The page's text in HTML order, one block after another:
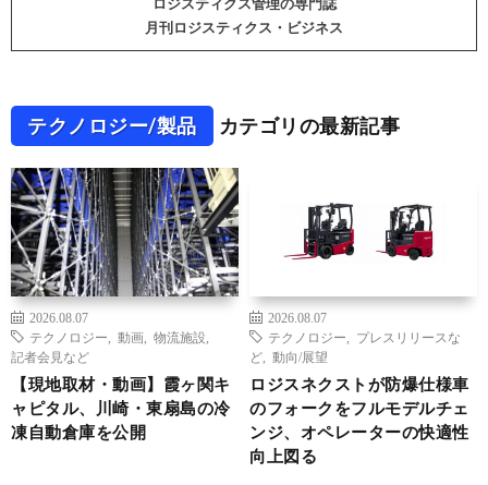
ロジスティクス管理の専門誌
月刊ロジスティクス・ビジネス
テクノロジー/製品 カテゴリの最新記事
2026.08.07
テクノロジー
動画 物流施設
記者会見など
【現地取材・動画】霞ヶ関キ
ャピタル、川崎・東扇島の冷
凍自動倉庫を公開
2026.08.07
テクノロジー
プレスリリースな
ど
動向/展望
ロジスネクストが防爆仕様車
のフォークをフルモデルチェ
ンジ、オペレーターの快適性
向上図る